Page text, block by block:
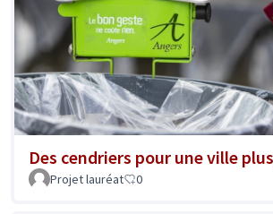
Des cendriers pour une ville
Projet lauréat 0